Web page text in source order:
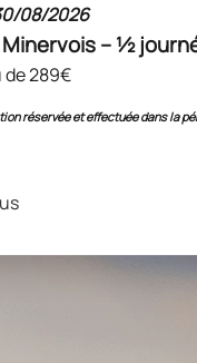
08/2026
– ½
de 289€
réservée et effectuée dans la